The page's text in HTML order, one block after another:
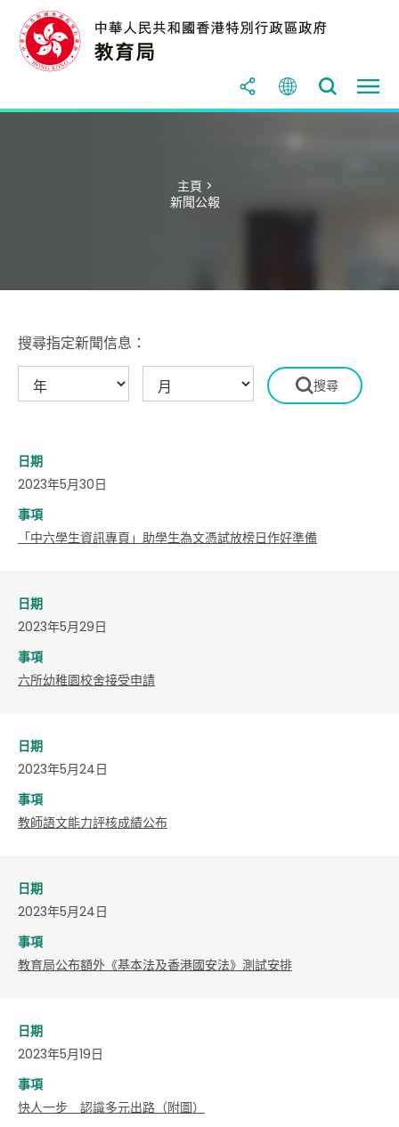
主頁 >
新聞公報
搜尋指定新聞信息：
日期
2023年5月30日
事項
「中六學生資訊專頁」助學生為文憑試放榜日作好準備
日期
2023年5月29日
事項
六所幼稚園校舍接受申請
日期
2023年5月24日
事項
教師語文能力評核成績公布
日期
2023年5月24日
事項
教育局公布額外《基本法及香港國安法》測試安排
日期
2023年5月19日
事項
快人一步 認識多元出路（附圖）